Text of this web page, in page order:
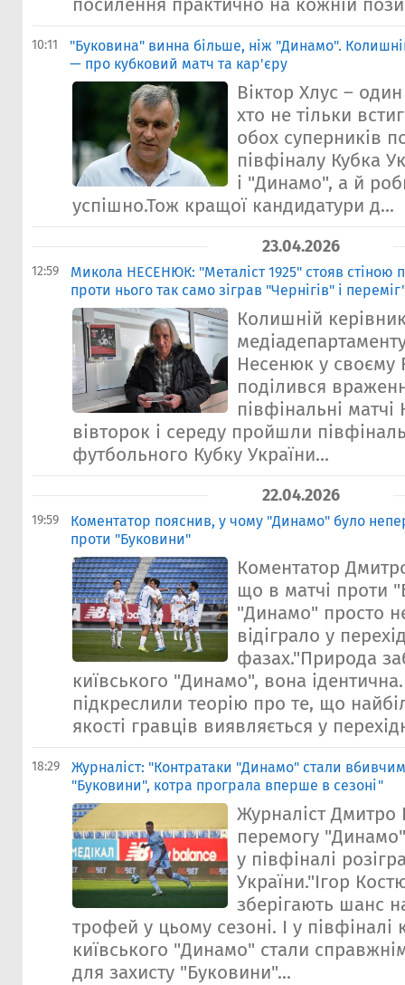
посилення практично на кожній
10:11
"Буковина" винна більше, ніж "Динамо".
— про кубковий матч та кар'єру
Віктор Хлус –
хто не тільки
обох суперників
півфіналу Кубка
і "Динамо", а й
успішно.Тож кращої кандидатури д...
23.04.2026
12:59
Микола НЕСЕНЮК: "Металіст 1925" стояв стіною
проти нього так само зіграв "Чернігів" і
Колишній
Несенюк у своєму
поділився
півфінальні матчі
вівторок і середу пройшли
футбольного Кубку України...
22.04.2026
19:59
Коментатор пояснив, у чому "Динамо" було
проти "Буковини"
Коментатор
що в матчі проти
"Динамо" просто
відіграло у
фазах."Природа
київського "Динамо", вона
підкреслили теорію про те, що
якості гравців виявляється у
18:29
Журналіст: "Контратаки "Динамо" стали
"Буковини", котра програла вперше в сезоні"
Журналіст Дмитро
перемогу
у півфіналі
України."Ігор
зберігають шанс
трофей у цьому сезоні. І у півфіналі
київського "Динамо" стали
для захисту "Буковини"...